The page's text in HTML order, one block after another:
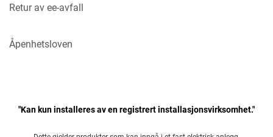
Retur av ee-avfall
Åpenhetsloven
"Kan kun installeres av en registrert installasjonsvirksomhet."